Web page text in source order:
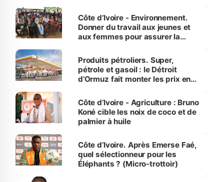
Côte d’Ivoire - Environnement.
Donner du travail aux jeunes et
aux femmes pour assurer la
menacées
Produits pétroliers. Super,
pétrole et gasoil : le Détroit
d’Ormuz fait monter les prix en
Côte d’Ivoire - Agriculture : Bruno
Koné cible les noix de coco et de
palmier à huile
Côte d’Ivoire. Après Emerse Faé,
quel sélectionneur pour les
Éléphants ? (Micro-trottoir)